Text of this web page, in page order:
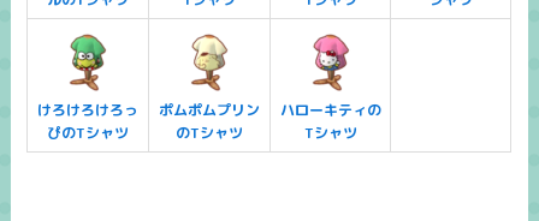
けろけろけろっ
ぴのTシャツ
ポムポムプリン
のTシャツ
ハローキティの
Tシャツ